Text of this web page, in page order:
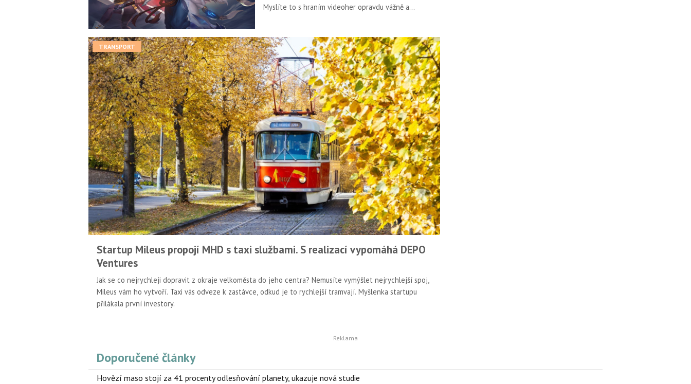
Myslíte to s hraním videoher opravdu vážně a
Simpsona, která vaši hru analyzuje a navrhuje
nejlepší postupy.
TRANSPORT
Startup Mileus propojí MHD s taxi službami. S realizací vypomáhá DEPO
Ventures
Jak se co nejrychleji dopravit z okraje velkoměsta do jeho centra? Nemusíte vymýšlet nejrychlejší spoj,
Mileus vám ho vytvoří. Taxi vás odveze k zastávce, odkud je to rychlejší tramvají. Myšlenka startupu
přilákala první investory.
Doporučené články
Hovězí maso stojí za 41 procenty odlesňování planety, ukazuje nová studie